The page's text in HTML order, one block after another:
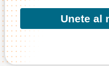
Unete al